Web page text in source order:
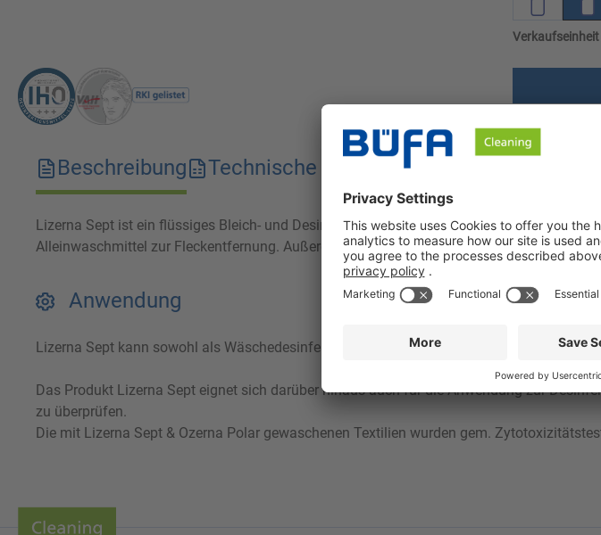
Verkaufseinheit
Beschreibung Technische Merkmale
Lizerna Sept ist ein flüssiges Bleich- und Desinfektionskonzentrat, das bereits bei
Alleinwaschmittel zur Fleckentfernung. Außerdem lässt sich Lizerna Sept in allen
Anwendung
Lizerna Sept kann sowohl als Wäschedesinfektionsmittel zur chemo-thermischen
Das Produkt Lizerna Sept eignet sich darüber hinaus auch für die Anwendung zur
zu überprüfen.
Die mit Lizerna Sept & Ozerna Polar gewaschenen Textilien wurden gem.